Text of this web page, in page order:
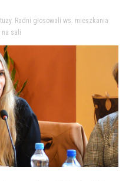
Radni głosowali ws. mieszkania
na sali